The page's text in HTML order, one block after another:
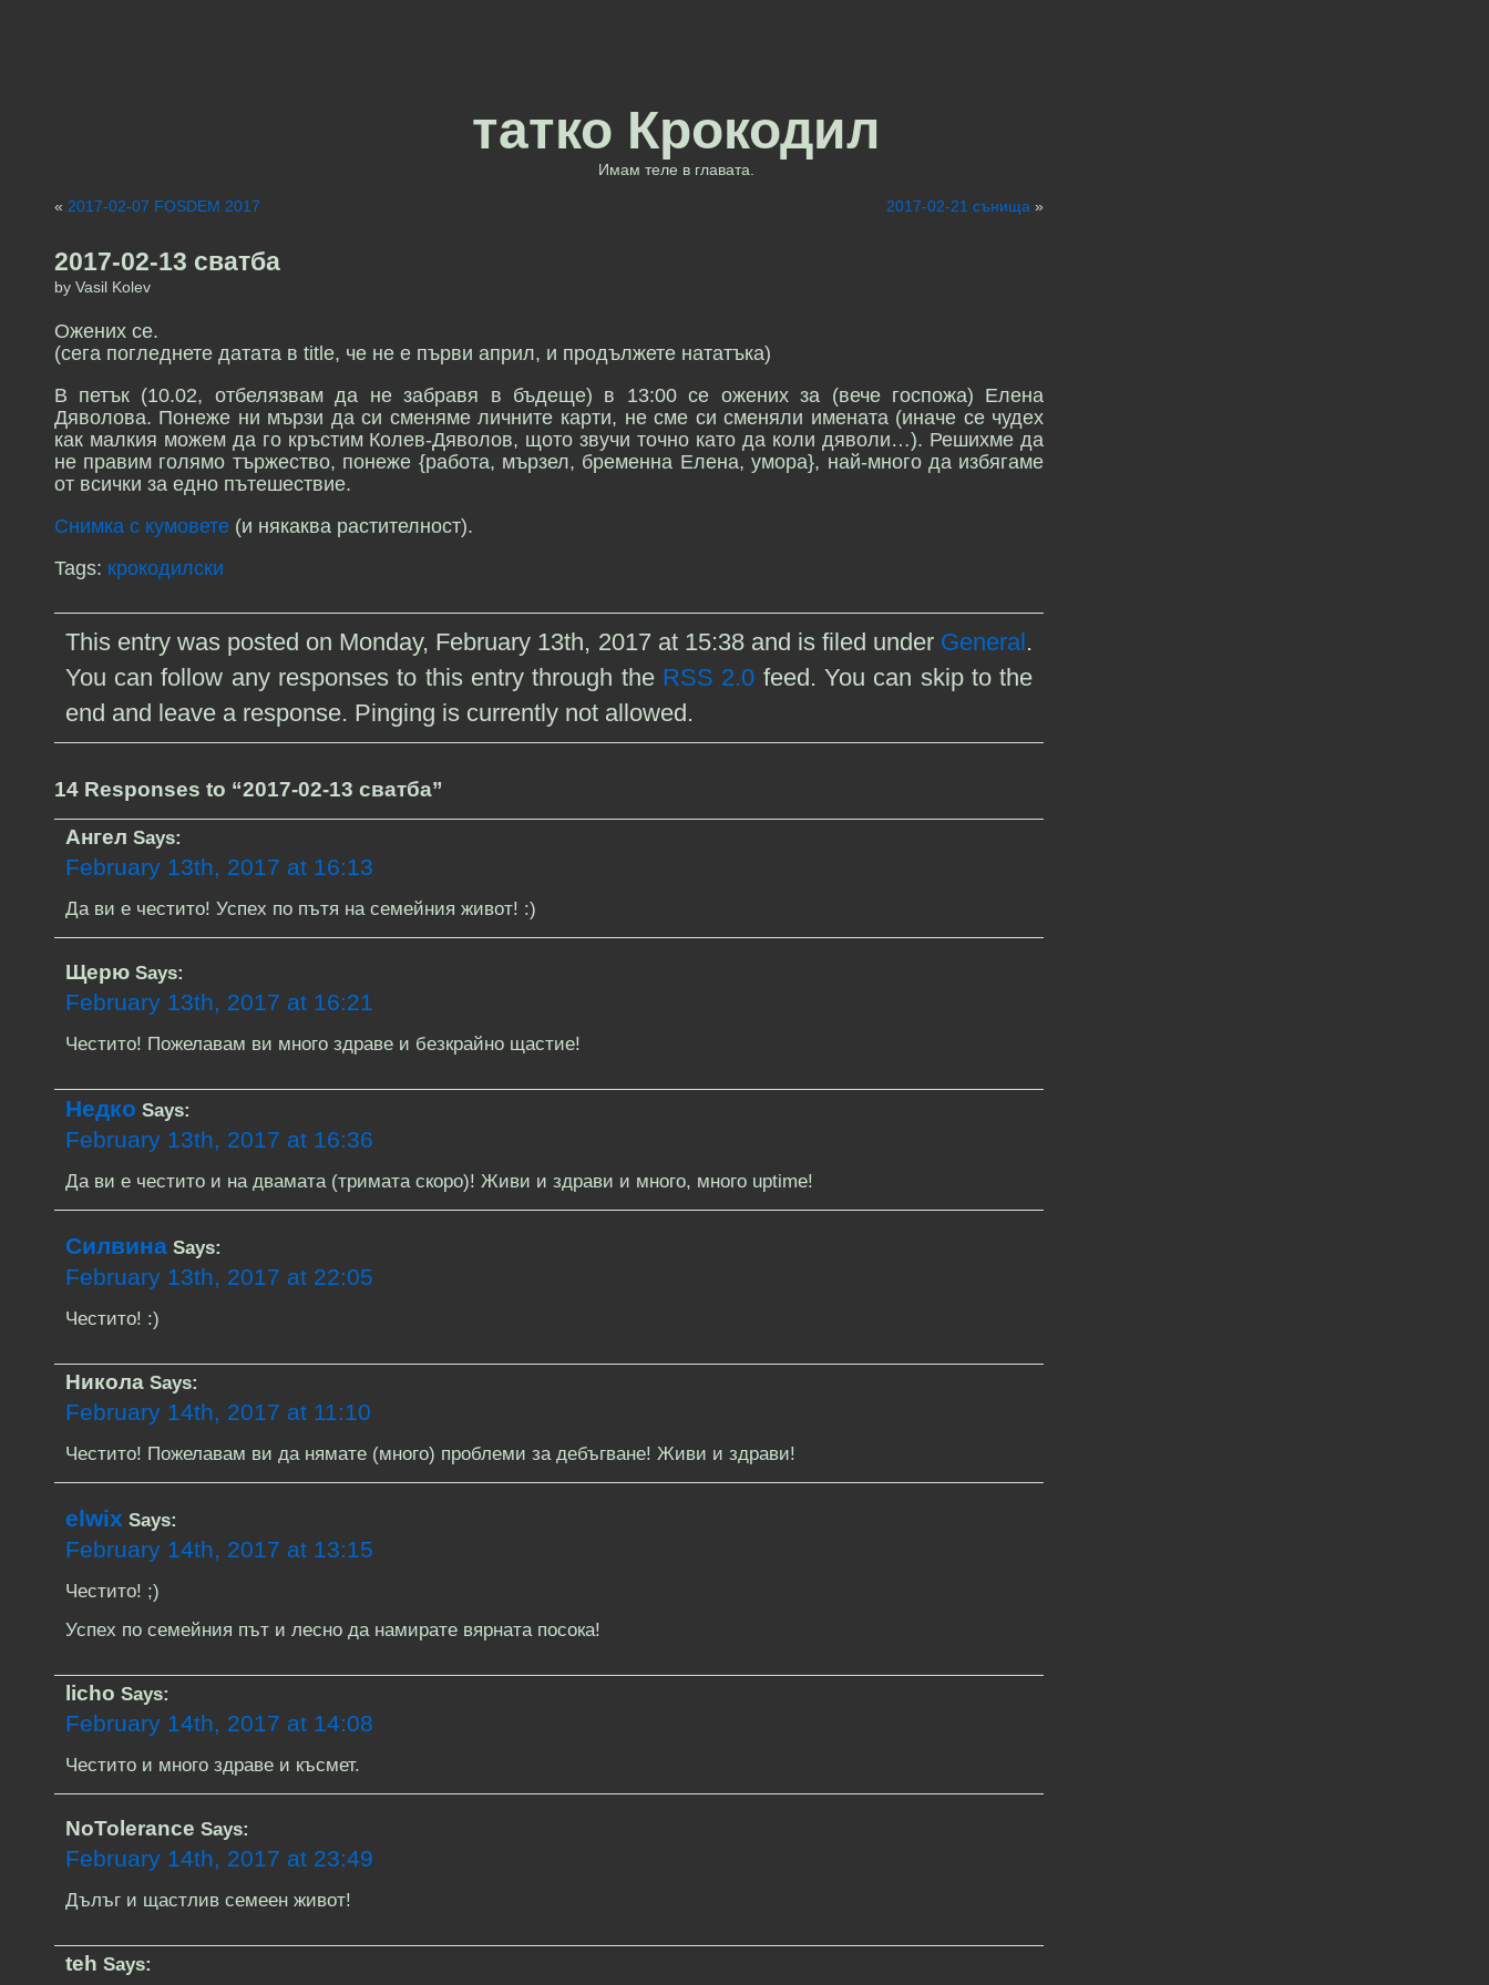
татко Крокодил
Имам теле в главата.
« 2017-02-07 FOSDEM 2017 2017-02-21 сънища »
2017-02-13 сватба
by Vasil Kolev
Ожених се.
(сега погледнете датата в title, че не е първи април, и продължете нататъка)
В петък (10.02, отбелязвам да не забравя в бъдеще) в 13:00 се ожених за (вече госпожа) Елена
Дяволова. Понеже ни мързи да си сменяме личните карти, не сме си сменяли имената (иначе се чудех
как малкия можем да го кръстим Колев-Дяволов, щото звучи точно като да коли дяволи…). Решихме да
не правим голямо тържество, понеже {работа, мързел, бременна Елена, умора}, най-много да избягаме
от всички за едно пътешествие.
Снимка с кумовете(и някаква растителност).
Tags: крокодилски
This entry was posted on Monday, February 13th, 2017 at 15:38 and is filed under General.
You can follow any responses to this entry through the RSS 2.0 feed. You can skip to the
end and leave a response. Pinging is currently not allowed.
14 Responses to “2017-02-13 сватба”
Ангел Says:
February 13th, 2017 at 16:13
Да ви е честито! Успех по пътя на семейния живот! :)
ЩерюSays:
February 13th, 2017 at 16:21
Честито! Пожелавам ви много здраве и безкрайно щастие!
Недко Says:
February 13th, 2017 at 16:36
Да ви е честито и на двамата (тримата скоро)! Живи и здрави и много, много uptime!
СилвинаSays:
February 13th, 2017 at 22:05
Честито! :)
НиколаSays:
February 14th, 2017 at 11:10
Честито! Пожелавам ви да нямате (много) проблеми за дебъгване! Живи и здрави!
elwixSays:
February 14th, 2017 at 13:15
Честито! ;)
Успех по семейния път и лесно да намирате вярната посока!
licho Says:
February 14th, 2017 at 14:08
Честито и много здраве и късмет.
NoTolerance Says:
February 14th, 2017 at 23:49
Дълъг и щастлив семеен живот!
teh Says: